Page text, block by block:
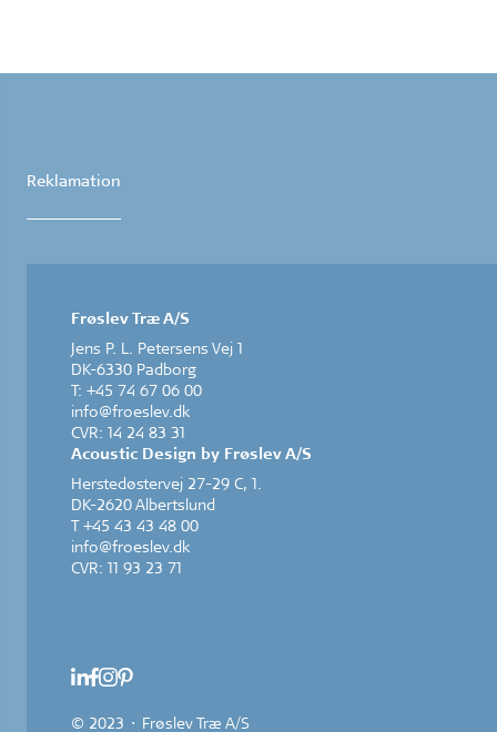
Reklamation
Frøslev Træ A/S
Jens P. L. Petersens Vej 1
DK-6330 Padborg
T: +45 74 67 06 00
info@froeslev.dk
CVR: 14 24 83 31
Acoustic Design by Frøslev A/S
Herstedøstervej 27-29 C, 1.
DK-2620 Albertslund
T +45 43 43 48 00
info@froeslev.dk
CVR: 11 93 23 71
© 2023 · Frøslev Træ A/S